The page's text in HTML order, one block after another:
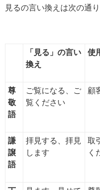
見るの言い換えは次の通り
「見る」の言い
換え
使
尊
敬
語
ご覧になる、ご
覧ください
顧
謙
譲
語
拝見する、拝見
します
取
く